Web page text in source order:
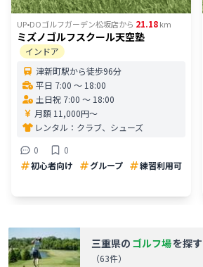
UP•DOゴルフガーデン松坂店から 21.18km
ミズノゴルフスクール天空塾
インドア
津新町駅から徒歩96分
平日 7:00 〜 18:00
土日祝 7:00 〜 18:00
月額 11,000円〜
レンタル： クラブ、シューズ
0
0
初心者向け
グループ 練習利用可
三重県の ゴルフ場を探す
（63件）